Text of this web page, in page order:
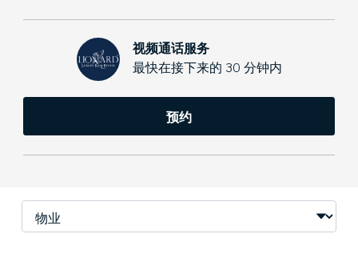
视频通话服务
最快在接下来的 30 分钟内
预约